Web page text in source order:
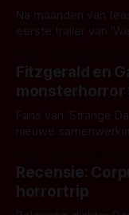
Na maanden van
eerste trailer van
kille stijl vol folklore
het het al raden?)...
Fitzgerald en
monsterhorror
Fans van 'Strange
nieuwe
'Skeletons', een
opnames zijn
Recensie:
horrortrip